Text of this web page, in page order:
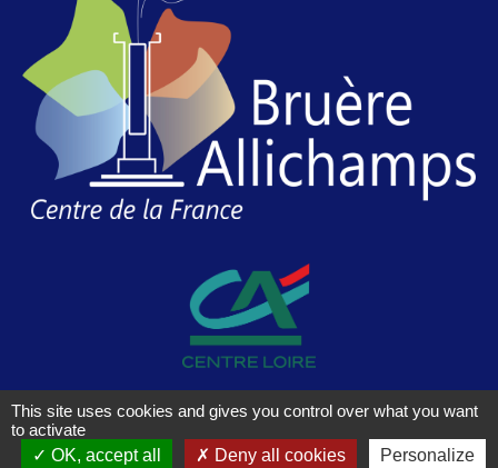
© 2026 Le Prieuré d’Allichamps. Created with
using
WordPress andKubio
This site uses cookies and gives you control over what you want
to activate
OK, accept all
Deny all cookies Personalize